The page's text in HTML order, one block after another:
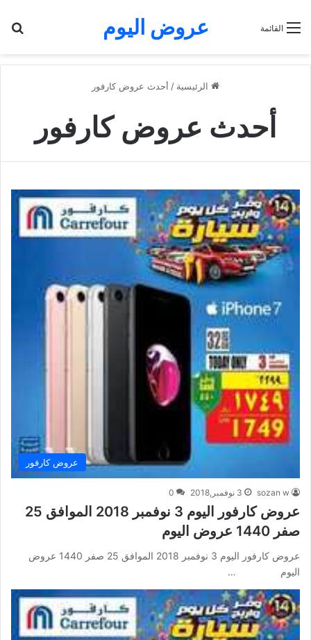
عروض اليوم القائمة
الرئيسية / أحدث عروض كارفور
أحدث عروض كارفور
عروض كارفور
sozan w 3 نوفمبر,2018 0
عروض كارفور اليوم 3 نوفمبر 2018 الموافق 25
صفر 1440 عروض اليوم
عروض كارفور اليوم 3 نوفمبر 2018 الموافق 25 صفر 1440 عروض
اليوم …